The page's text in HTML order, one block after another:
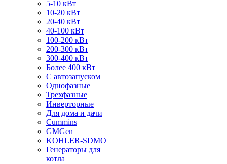
5-10 кВт
10-20 кВт
20-40 кВт
40-100 кВт
100-200 кВт
200-300 кВт
300-400 кВт
Более 400 кВт
С автозапуском
Однофазные
Трехфазные
Инверторные
Для дома и дачи
Cummins
GMGen
KOHLER-SDMO
Генераторы для
котла